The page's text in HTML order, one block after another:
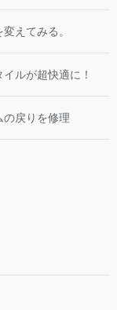
えてみる。
ルが超快適に！
の戻りを修理